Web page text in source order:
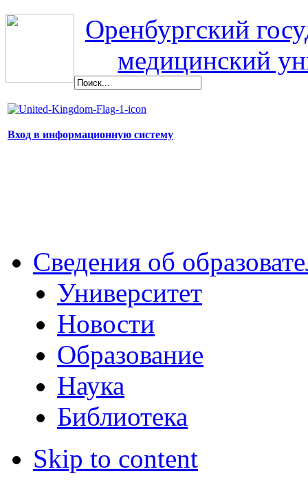
Оренбургский
медицинский
Вход в информационную систему
Сведения об
Университет
Новости
Образование
Наука
Библиотека
Skip to content